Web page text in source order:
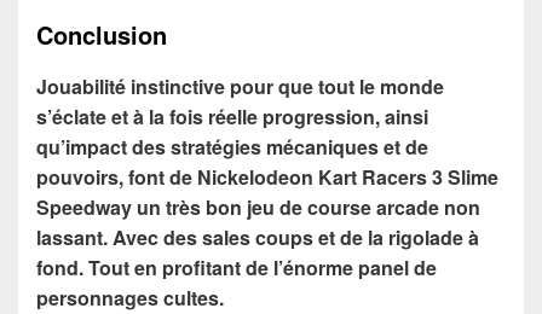
Conclusion
Jouabilité instinctive pour que tout le monde
s’éclate et à la fois réelle progression, ainsi
qu’impact des stratégies mécaniques et de
pouvoirs, font de Nickelodeon Kart Racers 3 Slime
Speedway un très bon jeu de course arcade non
lassant. Avec des sales coups et de la rigolade à
fond. Tout en profitant de l’énorme panel de
personnages cultes.